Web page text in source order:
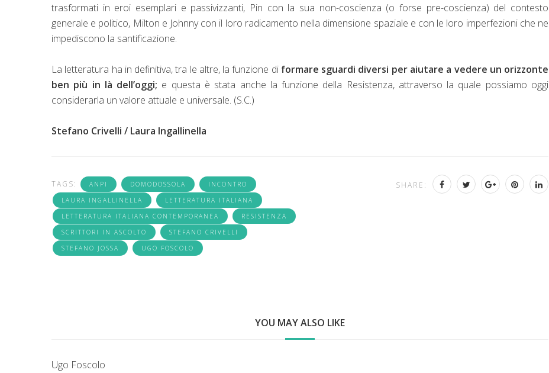
trasformati in eroi esemplari e passivizzanti, Pin con la sua non-coscienza (o forse pre-coscienza) del contesto
generale e politico, Milton e Johnny con il loro radicamento nella dimensione spaziale e con le loro imperfezioni che ne
impediscono la santificazione.
La letteratura ha in definitiva, tra le altre, la funzione di formare sguardi diversi per aiutare a vedere un orizzonte
ben più in là dell’oggi; e questa è stata anche la funzione della Resistenza, attraverso la quale possiamo oggi
considerarla un valore attuale e universale. (S.C.)
Stefano Crivelli / Laura Ingallinella
TAGS: ANPI DOMODOSSOLA
INCONTRO
LAURA INGALLINELLA
LETTERATURA ITALIANA
LETTERATURA ITALIANA CONTEMPORANEA
RESISTENZA
SCRITTORI IN ASCOLTO
STEFANO CRIVELLI
STEFANO JOSSA
UGO FOSCOLO
SHARE:
YOU MAY ALSO LIKE
Ugo Foscolo